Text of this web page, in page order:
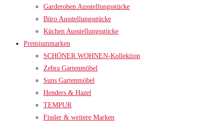
Garderoben Ausstellungsstücke
Büro Ausstellungsstücke
Küchen Ausstellungsstücke
Premiummarken
SCHÖNER WOHNEN-Kollektion
Zebra Gartenmöbel
Suns Gartenmöbel
Henders & Hazel
TEMPUR
Fissler & weitere Marken